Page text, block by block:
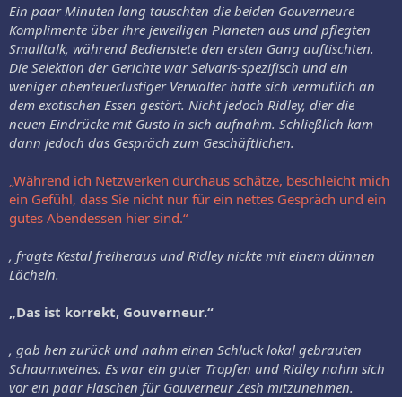
Ein paar Minuten lang tauschten die beiden Gouverneure
Komplimente über ihre jeweiligen Planeten aus und pflegten
Smalltalk, während Bedienstete den ersten Gang auftischten.
Die Selektion der Gerichte war Selvaris-spezifisch und ein
weniger abenteuerlustiger Verwalter hätte sich vermutlich an
dem exotischen Essen gestört. Nicht jedoch Ridley, dier die
neuen Eindrücke mit Gusto in sich aufnahm. Schließlich kam
dann jedoch das Gespräch zum Geschäftlichen.
„Während ich Netzwerken durchaus schätze, beschleicht mich
ein Gefühl, dass Sie nicht nur für ein nettes Gespräch und ein
gutes Abendessen hier sind.“
, fragte Kestal freiheraus und Ridley nickte mit einem dünnen
Lächeln.
„Das ist korrekt, Gouverneur.“
, gab hen zurück und nahm einen Schluck lokal gebrauten
Schaumweines. Es war ein guter Tropfen und Ridley nahm sich
vor ein paar Flaschen für Gouverneur Zesh mitzunehmen.